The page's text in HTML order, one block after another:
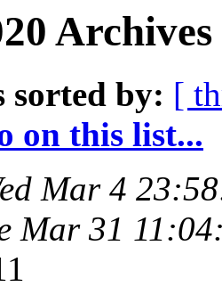
sorted by: [
on this list...
Mar 4
Mar 31